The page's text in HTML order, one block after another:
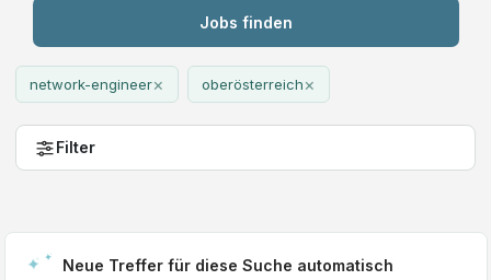
Jobs finden
network-engineer× oberösterreich×
Filter
Neue Treffer für diese Suche automatisch